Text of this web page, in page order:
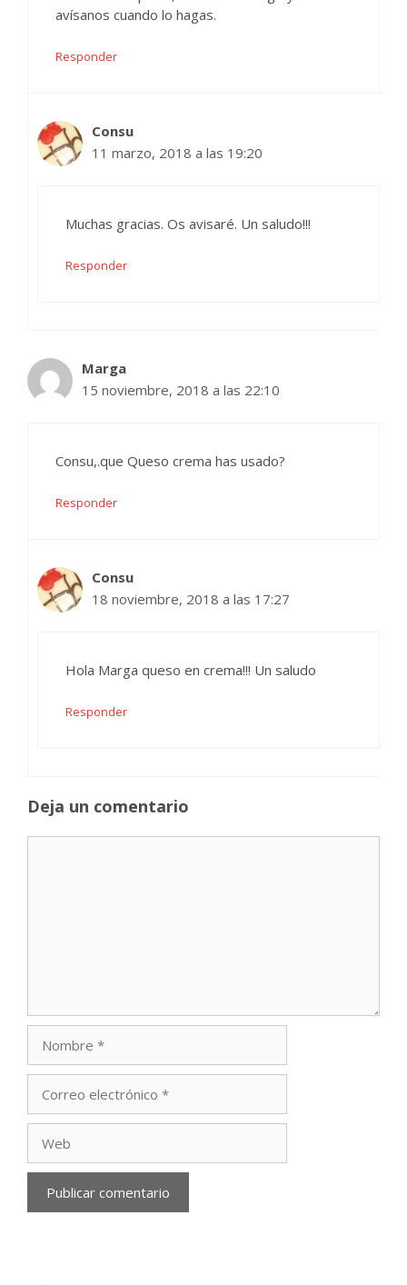
avísanos cuando lo hagas.
Responder
Consu
11 marzo, 2018 a las 19:20
Muchas gracias. Os avisaré. Un saludo!!!
Responder
Marga
15 noviembre, 2018 a las 22:10
Consu,.que Queso crema has usado?
Responder
Consu
18 noviembre, 2018 a las 17:27
Hola Marga queso en crema!!! Un saludo
Responder
Deja un comentario
electrónico